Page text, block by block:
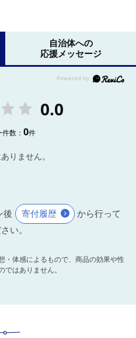
自治体への
応援メッセージ
0.0
件数：0件
りません。
後 寄付履歴
から行って
い。
体感によるもので、商品の効果や性
ではありません。